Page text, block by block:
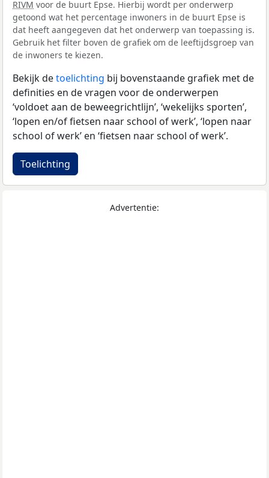
RIVM voor de buurt Epse. Hierbij wordt per onderwerp
getoond wat het percentage inwoners in de buurt Epse is
dat heeft aangegeven dat het onderwerp van toepassing is.
Gebruik het filter boven de grafiek om de leeftijdsgroep van
de inwoners te kiezen.
Bekijk detoelichting bij bovenstaande grafiek met de
definities en de vragen voor de onderwerpen
‘voldoet aan de beweegrichtlijn’, ‘wekelijks sporten’,
‘lopen en/of fietsen naar school of werk’, ‘lopen naar
school of werk’ en ‘fietsen naar school of werk’.
Toelichting
Advertentie: